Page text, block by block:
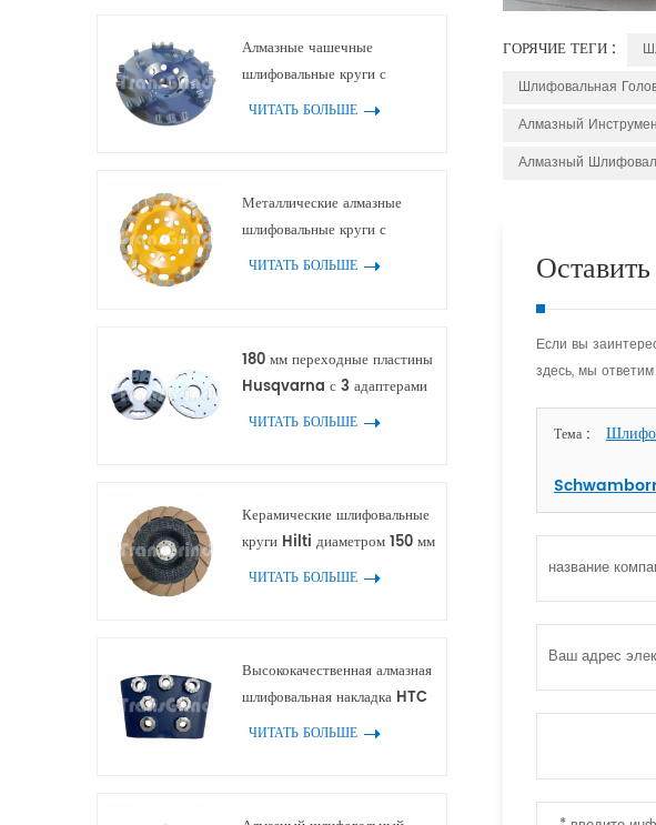
Алмазные чашечные
шлифовальные круги с
множественными 3-пиковыми
терраццо
ЧИТАТЬ БОЛЬШЕ
Металлические алмазные
шлифовальные круги с
дугообразными блочными
ЧИТАТЬ БОЛЬШЕ
180 мм переходные пластины
Husqvarna с 3 адаптерами
для алмазных инструментов
ЧИТАТЬ БОЛЬШЕ
Керамические шлифовальные
круги Hilti диаметром 150 мм
для обработки краев бетона и
ЧИТАТЬ БОЛЬШЕ
Высококачественная алмазная
шлифовальная накладка HTC
с 7 сегментами в виде
ЧИТАТЬ БОЛЬШЕ
ГОРЯЧИЕ ТЕГИ :
Шлифовальная
Алмазный
Алмазный
Если вы
здесь, мы
Тема :